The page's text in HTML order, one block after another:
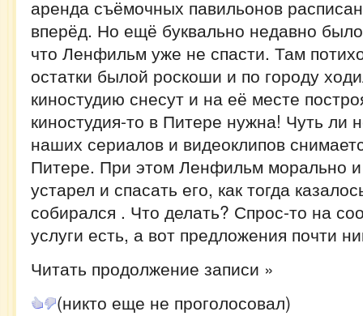
аренда съёмочных павильонов
вперёд. Но ещё буквально недавно
что Ленфильм уже не спасти. Там
остатки былой роскоши и по городу
киностудию снесут и на её месте
киностудия-то в Питере нужна! Чуть ли
наших сериалов и видеоклипов
Питере. При этом Ленфильм морально и
устарел и спасать его, как тогда
собирался . Что делать? Спрос-то на
услуги есть, а вот предложения почти
Читать продолжение записи »
(никто еще не проголосовал)